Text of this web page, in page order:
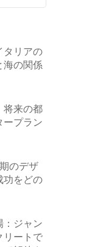
タリアの
海の関係
将来の都
ープラン
のデザ
功をどの
：ジャン
リートで